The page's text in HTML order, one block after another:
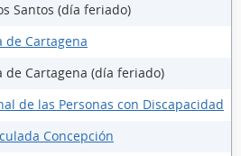
Santos (día feriado)
de Cartagena
de Cartagena (día feriado)
de las Personas con Discapacidad
Concepción